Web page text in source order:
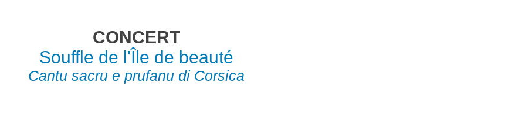
CONCERT
Souffle de l'Île de beauté
Cantu sacru e prufanu di Corsica